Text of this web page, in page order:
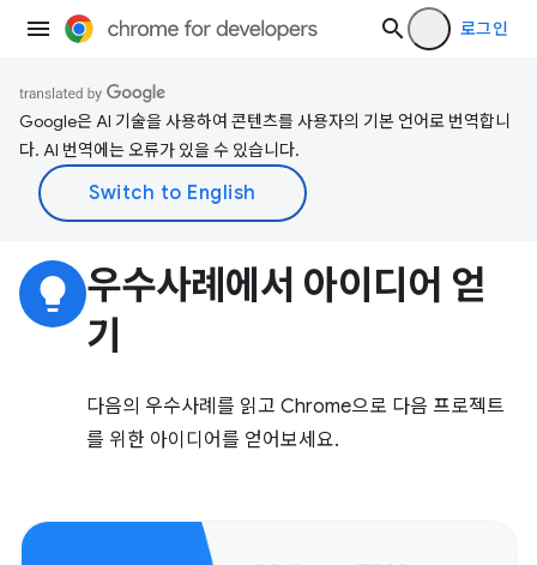
로그인
Google은 AI 기술을 사용하여 콘텐츠를 사용자의 기본 언어로 번역합니
다. AI 번역에는 오류가 있을 수 있습니다.
lightbulb 우수사례에서 아이디어 얻
기
다음의 우수사례를 읽고 Chrome으로 다음 프로젝트
를 위한 아이디어를 얻어보세요.